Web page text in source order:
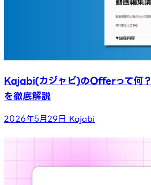
Kajabi(カジャビ)のOfferって何
を徹底解説
2026年5月29日 Kajabi